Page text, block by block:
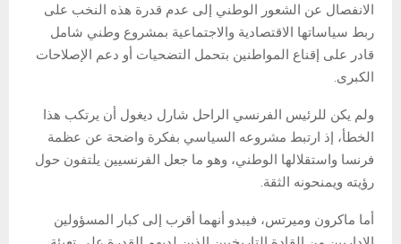
الانفصال عن الشعور الوطني إلى عدم قدرة هذه النخب على
ربط سياساتها الاقتصادية والاجتماعية بمشروع وطني شامل
قادر على إقناع المواطنين بتحمل التضحيات أو دعم الإصلاحات
الكبرى.
ولم يكن للرئيس الفرنسي الراحل شارل ديغول أن يرتكب هذا
الخطأ، إذ ارتبط مشروعه السياسي بفكرة واضحة عن عظمة
فرنسا واستقلالها الوطني، وهو ما جعل الفرنسيين يلتفون حول
رؤيته ويمنحونه الثقة.
أما ماكرون وميرتس، فيبدو أنهما أقرب إلى كبار المسؤولين